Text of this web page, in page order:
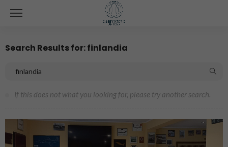
Search Results for: finlandia
If this does not what you looking for, please try another search.